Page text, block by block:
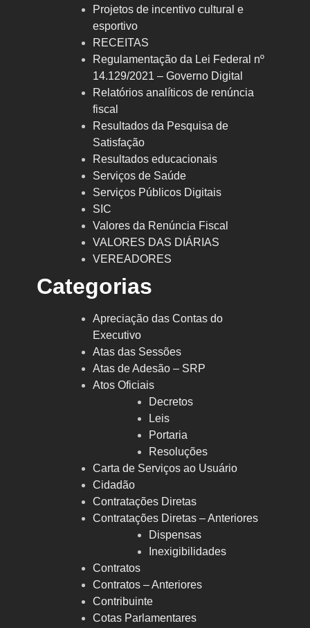
Projetos de incentivo cultural e
esportivo
RECEITAS
Regulamentação da Lei Federal nº
14.129/2021 – Governo Digital
Relatórios analíticos de renúncia
fiscal
Resultados da Pesquisa de
Satisfação
Resultados educacionais
Serviços de Saúde
Serviços Públicos Digitais
SIC
Valores da Renúncia Fiscal
VALORES DAS DIÁRIAS
VEREADORES
Categorias
Apreciação das Contas do
Executivo
Atas das Sessões
Atas de Adesão – SRP
Atos Oficiais
Decretos
Leis
Portaria
Resoluções
Carta de Serviços ao Usuário
Cidadão
Contratações Diretas
Contratações Diretas – Anteriores
Dispensas
Inexigibilidades
Contratos
Contratos – Anteriores
Contribuinte
Cotas Parlamentares